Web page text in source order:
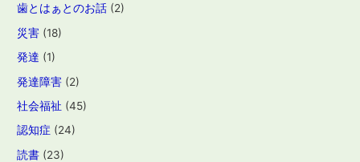
歯とはぁとのお話 (2)
災害 (18)
発達 (1)
発達障害 (2)
社会福祉 (45)
認知症 (24)
読書 (23)